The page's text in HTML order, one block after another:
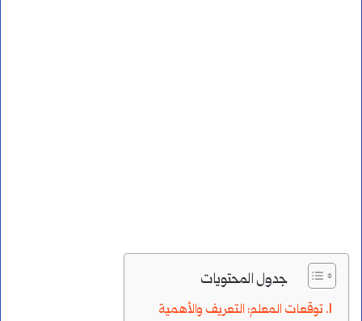
جدول المحتويات
توقعات المعلم: التعريف والأهمية